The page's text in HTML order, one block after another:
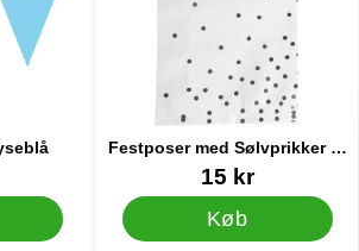
Festposer med Sølvprikker 8-
pak
Varenr 9053615 kr
Køb